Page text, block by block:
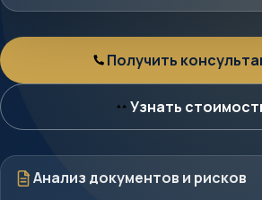
Получить
Узнать
Документы
Анализ документов и рисков